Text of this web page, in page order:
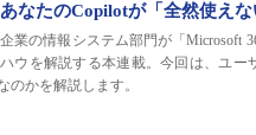
あなたのCopilotが「全然使え
企業の情報システム部門が「Microsoft
ハウを解説する本連載。今回は、ユー
のかを解説します。